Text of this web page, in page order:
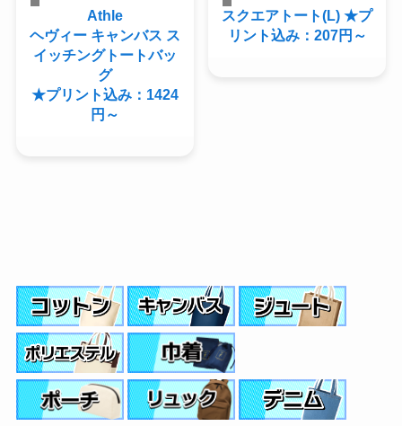
Athle
ヘヴィー キャンバス ス
イッチングトートバッ
グ
★プリント込み：1424
円～
スクエアトート(L) ★プ
リント込み：207円～